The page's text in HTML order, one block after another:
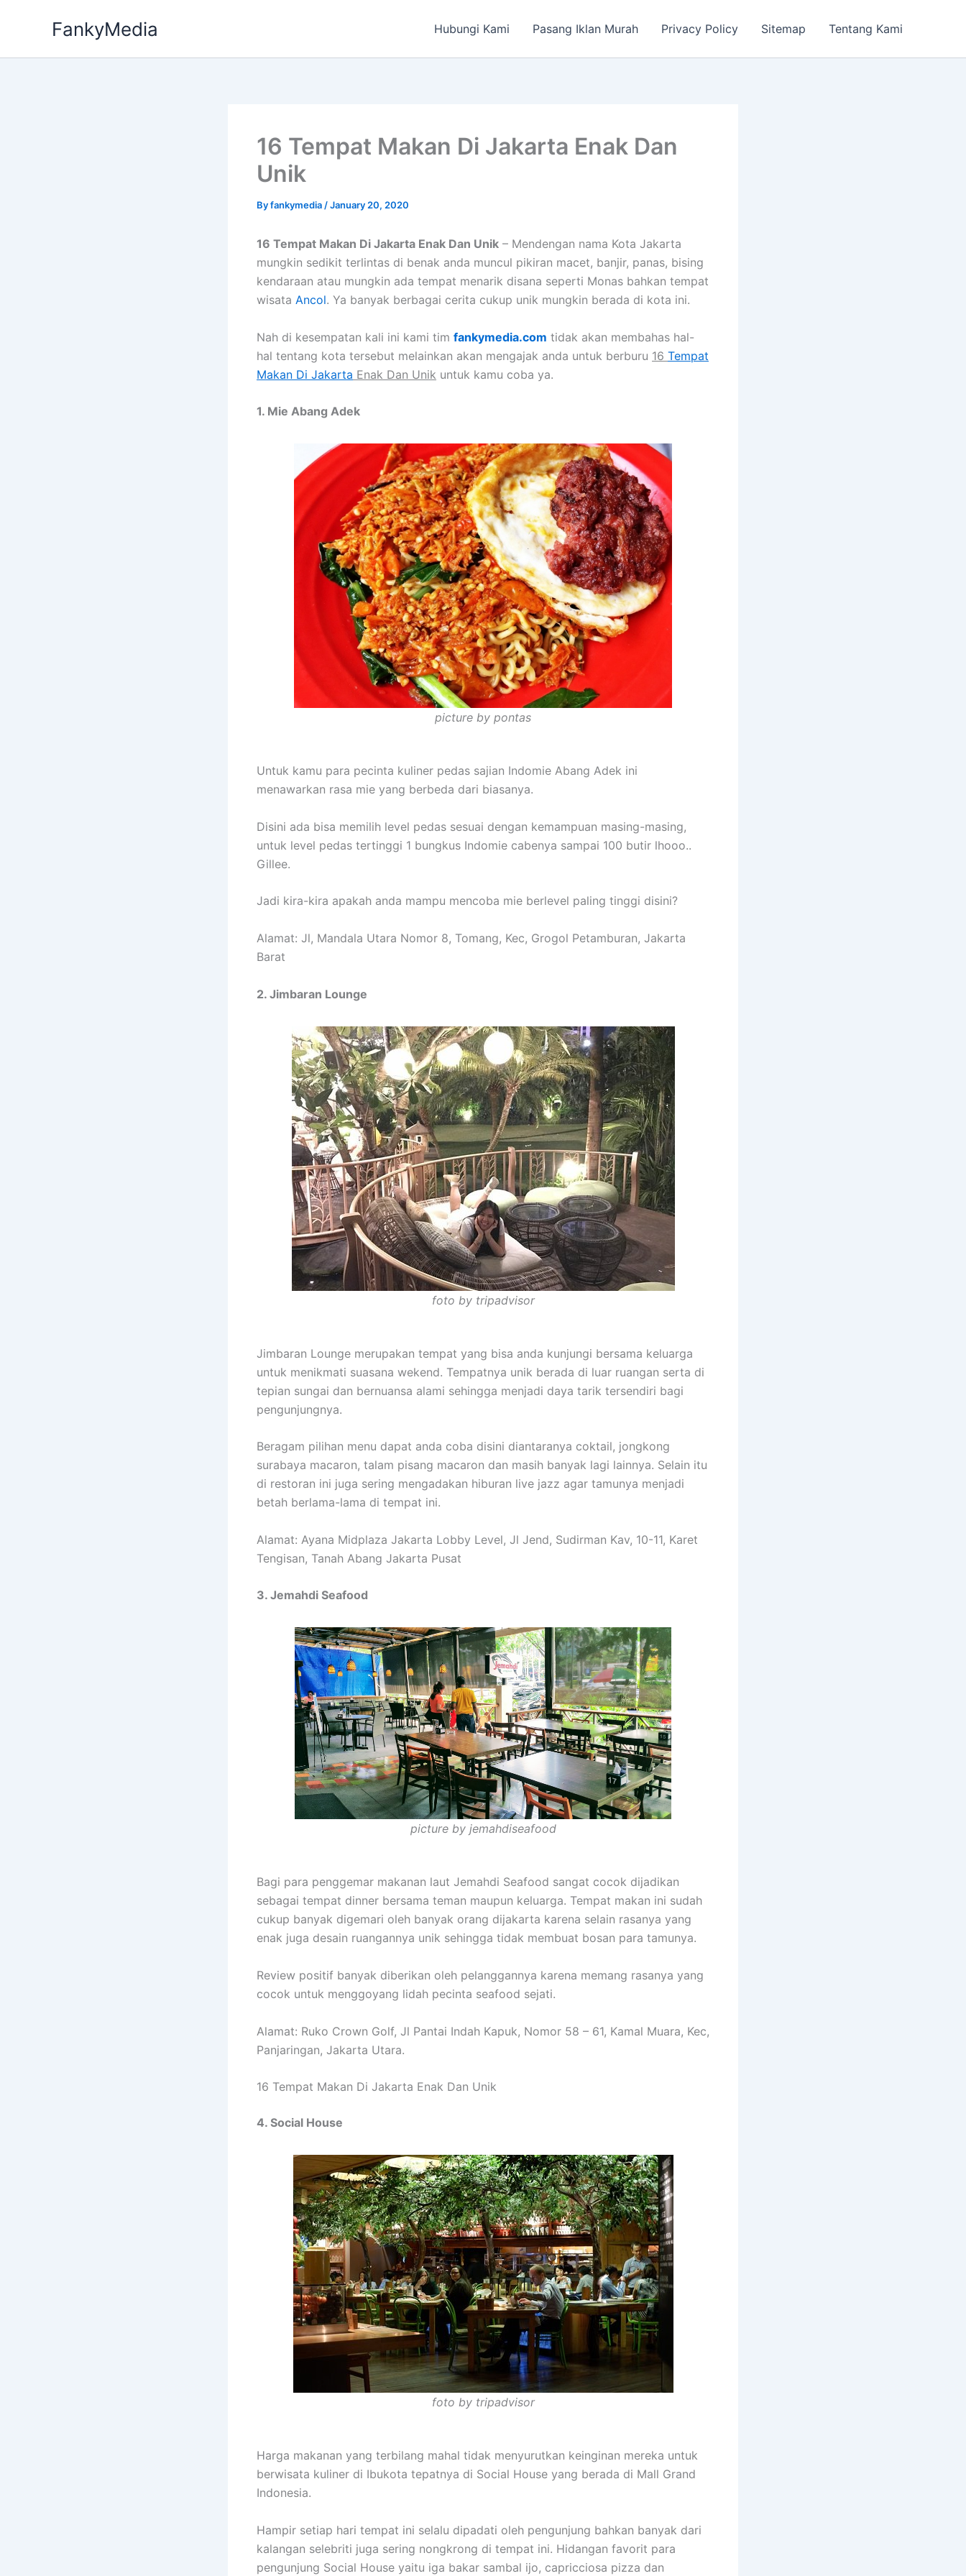
FankyMedia Hubungi Kami Pasang Iklan Murah Privacy Policy Sitemap Tentang Kami
16 Tempat Makan Di Jakarta Enak Dan
Unik
Byfankymedia /January 20, 2020
16 Tempat Makan Di Jakarta Enak Dan Unik – Mendengan nama Kota Jakarta
mungkin sedikit terlintas di benak anda muncul pikiran macet, banjir, panas, bising
kendaraan atau mungkin ada tempat menarik disana seperti Monas bahkan tempat
wisata Ancol. Ya banyak berbagai cerita cukup unik mungkin berada di kota ini.
Nah di kesempatan kali ini kami tim fankymedia.com tidak akan membahas hal-
hal tentang kota tersebut melainkan akan mengajak anda untuk berburu 16 Tempat
Makan Di Jakarta Enak Dan Unik untuk kamu coba ya.
1. Mie Abang Adek
picture by pontas
Untuk kamu para pecinta kuliner pedas sajian Indomie Abang Adek ini
menawarkan rasa mie yang berbeda dari biasanya.
Disini ada bisa memilih level pedas sesuai dengan kemampuan masing-masing,
untuk level pedas tertinggi 1 bungkus Indomie cabenya sampai 100 butir lhooo..
Gillee.
Jadi kira-kira apakah anda mampu mencoba mie berlevel paling tinggi disini?
Alamat: Jl, Mandala Utara Nomor 8, Tomang, Kec, Grogol Petamburan, Jakarta
Barat
2. Jimbaran Lounge
foto by tripadvisor
Jimbaran Lounge merupakan tempat yang bisa anda kunjungi bersama keluarga
untuk menikmati suasana wekend. Tempatnya unik berada di luar ruangan serta di
tepian sungai dan bernuansa alami sehingga menjadi daya tarik tersendiri bagi
pengunjungnya.
Beragam pilihan menu dapat anda coba disini diantaranya coktail, jongkong
surabaya macaron, talam pisang macaron dan masih banyak lagi lainnya. Selain itu
di restoran ini juga sering mengadakan hiburan live jazz agar tamunya menjadi
betah berlama-lama di tempat ini.
Alamat: Ayana Midplaza Jakarta Lobby Level, Jl Jend, Sudirman Kav, 10-11, Karet
Tengisan, Tanah Abang Jakarta Pusat
3. Jemahdi Seafood
picture by jemahdiseafood
Bagi para penggemar makanan laut Jemahdi Seafood sangat cocok dijadikan
sebagai tempat dinner bersama teman maupun keluarga. Tempat makan ini sudah
cukup banyak digemari oleh banyak orang dijakarta karena selain rasanya yang
enak juga desain ruangannya unik sehingga tidak membuat bosan para tamunya.
Review positif banyak diberikan oleh pelanggannya karena memang rasanya yang
cocok untuk menggoyang lidah pecinta seafood sejati.
Alamat: Ruko Crown Golf, Jl Pantai Indah Kapuk, Nomor 58 – 61, Kamal Muara, Kec,
Panjaringan, Jakarta Utara.
16 Tempat Makan Di Jakarta Enak Dan Unik
4. Social House
foto by tripadvisor
Harga makanan yang terbilang mahal tidak menyurutkan keinginan mereka untuk
berwisata kuliner di Ibukota tepatnya di Social House yang berada di Mall Grand
Indonesia.
Hampir setiap hari tempat ini selalu dipadati oleh pengunjung bahkan banyak dari
kalangan selebriti juga sering nongkrong di tempat ini. Hidangan favorit para
pengunjung Social House yaitu iga bakar sambal ijo, capricciosa pizza dan